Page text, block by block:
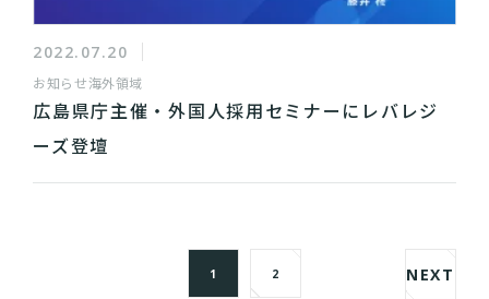
2022.07.20
お知らせ海外領域
広島県庁主催・外国人採用セミナーにレバレジ
ーズ登壇
1 2 NEXT